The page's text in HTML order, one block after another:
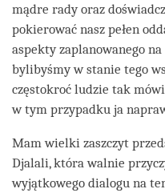
mądre rady oraz
pokierować nasz pełen
aspekty zaplanowanego
bylibyśmy w stanie tego
częstokroć ludzie tak
w tym przypadku ja
Mam wielki zaszczyt
Djalali, która walnie
wyjątkowego dialogu na